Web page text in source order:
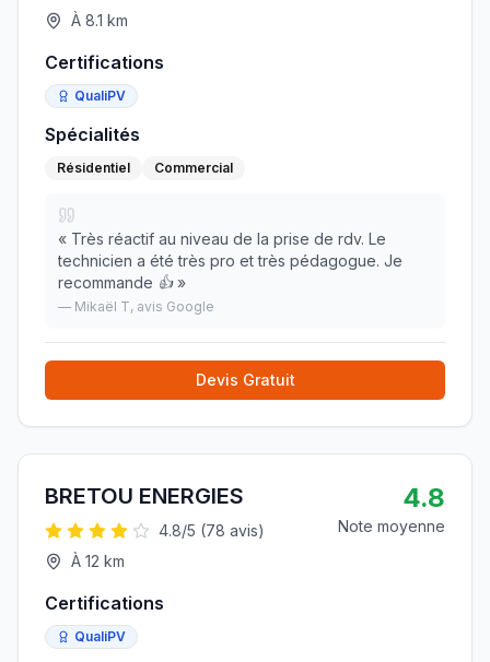
À 8.1 km
Certifications
QualiPV
Spécialités
Résidentiel Commercial
« Très réactif au niveau de la prise de rdv. Le
technicien a été très pro et très pédagogue. Je
recommande 👍»
— Mikaël T, avis Google
Devis Gratuit
BRETOU ENERGIES
4.8/5 (78 avis)
À 12 km
4.8
Note moyenne
Certifications
QualiPV